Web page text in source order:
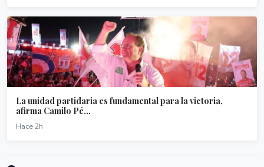
La unidad partidaria es fundamental para la victoria,
afirma Camilo Pé...
Hace 2h